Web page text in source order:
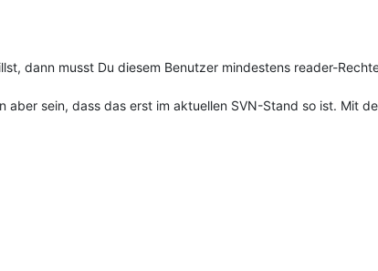
dann musst Du diesem Benutzer mindestens reader-
sein, dass das erst im aktuellen SVN-Stand so ist. Mit